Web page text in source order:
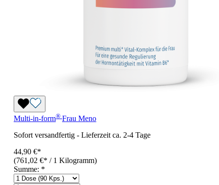
Multi-in-form® Frau Meno
Sofort versandfertig - Lieferzeit ca. 2-4 Tage
44,90 €*
(761,02 €* / 1 Kilogramm)
Summe: *